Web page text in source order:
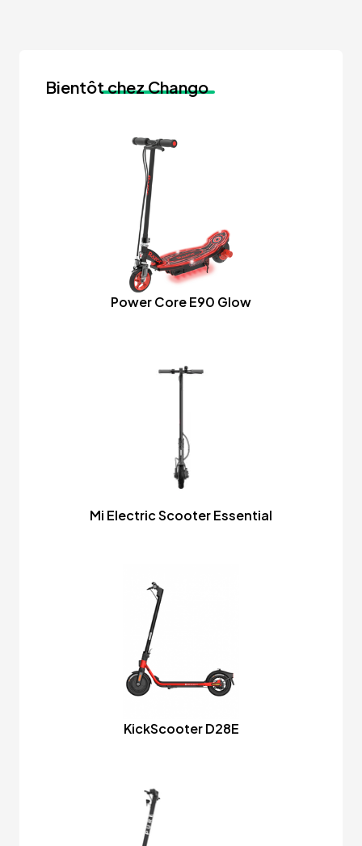
Bientôtchez Chango
Power Core E90 Glow
Mi Electric Scooter Essential
KickScooter D28E